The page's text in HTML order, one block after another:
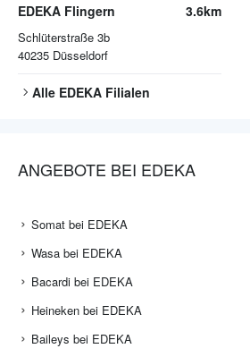
EDEKA Flingern
Schlüterstraße 3b
40235 Düsseldorf
3.6km
Alle EDEKA Filialen
ANGEBOTE BEI EDEKA
Somat bei EDEKA
Wasa bei EDEKA
Bacardi bei EDEKA
Heineken bei EDEKA
Baileys bei EDEKA